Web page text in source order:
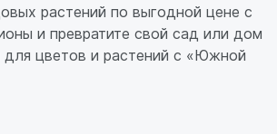
растений по выгодной цене с
и превратите свой сад или дом
для цветов и растений с «Южной